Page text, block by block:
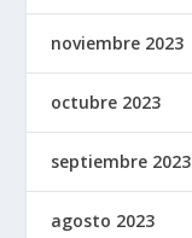
noviembre 2023
octubre 2023
septiembre 2023
agosto 2023